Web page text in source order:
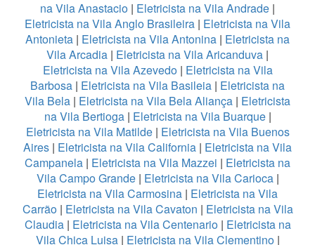
na Vila Anastacio | Eletricista na Vila Andrade |
Eletricista na Vila Anglo Brasileira | Eletricista na Vila
Antonieta | Eletricista na Vila Antonina | Eletricista na
Vila Arcadia | Eletricista na Vila Aricanduva |
Eletricista na Vila Azevedo| Eletricista na Vila
Barbosa | Eletricista na Vila Basileia | Eletricista na
Vila Bela | Eletricista na Vila Bela Aliança | Eletricista
na Vila Bertioga| Eletricista na Vila Buarque|
Eletricista na Vila Matilde| Eletricista na Vila Buenos
Aires | Eletricista na Vila California | Eletricista na Vila
Campanela | Eletricista na Vila Mazzei | Eletricista na
Vila Campo Grande| Eletricista na Vila Carioca|
Eletricista na Vila Carmosina | Eletricista na Vila
Carrão| Eletricista na Vila Cavaton | Eletricista na Vila
Claudia| Eletricista na Vila Centenario| Eletricista na
Vila Chica Luisa | Eletricista na Vila Clementino|